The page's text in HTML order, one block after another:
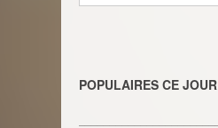
POPULAIRES CE JOUR